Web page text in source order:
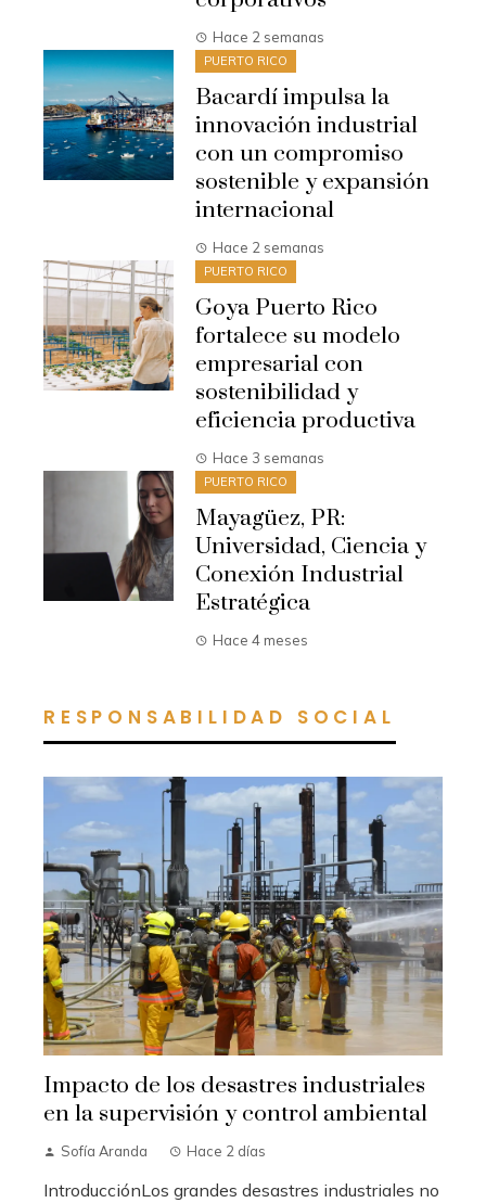
Hace 2 semanas
PUERTO RICO
Bacardí impulsa la
innovación industrial
con un compromiso
sostenible y expansión
internacional
Hace 2 semanas
PUERTO RICO
Goya Puerto Rico
fortalece su modelo
empresarial con
sostenibilidad y
eficiencia productiva
Hace 3 semanas
PUERTO RICO
Mayagüez, PR:
Universidad, Ciencia y
Conexión Industrial
Estratégica
Hace 4 meses
RESPONSABILIDAD SOCIAL
Impacto de los desastres industriales
en la supervisión y control ambiental
Sofía Aranda Hace 2 días
IntroducciónLos grandes desastres industriales no